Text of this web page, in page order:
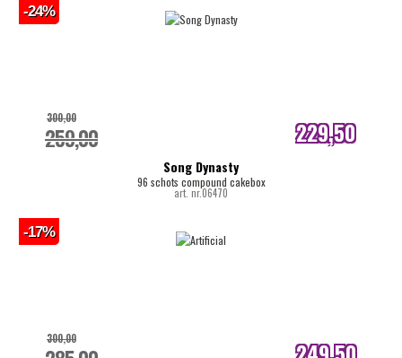
Song Dynasty
96 schots compound cakebox
art. nr.06470
259,00
300,00 229,50
internetprijs
-24%
300,00
-17%